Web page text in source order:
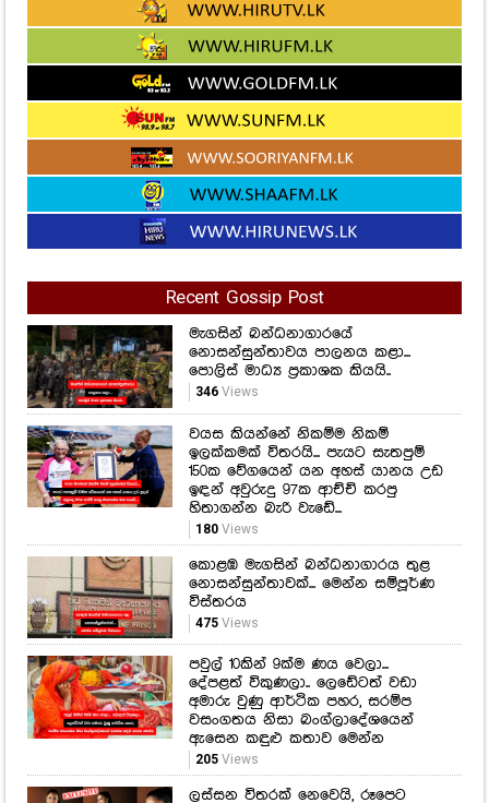
Recent Gossip Post
මැගසින් බන්ධනාගාරයේ
නොසන්සුන්තාවය පාලනය කළා...
පොලිස් මාධ්‍ය ප්‍රකාශක කියයි..
346Views
වයස කියන්නේ නිකම්ම නිකම්
ඉලක්කමක් විතරයි... පැයට සැතපුම්
150ක වේගයෙන් යන අහස් යානය උඩ
ඉඳන් අවුරුදු 97ක ආච්චි කරපු
හිතාගන්න බැරි වැඩේ...
180Views
කොළඹ මැගසින් බන්ධනාගාරය තුළ
නොසන්සුන්තාවක්... මෙන්න සම්පූර්ණ
විස්තරය
475Views
පවුල් 10කින් 9ක්ම ණය වෙලා...
දේපළත් විකුණලා.. ලෙඩේටත් වඩා
අමාරු වුණු ආර්ථික පහර, සරම්ප
වසංගතය නිසා බංග්ලාදේශයෙන්
ඇසෙන කඳුළු කතාව මෙන්න
205Views
ලස්සන විතරක් නෙවෙයි, රූපෙට